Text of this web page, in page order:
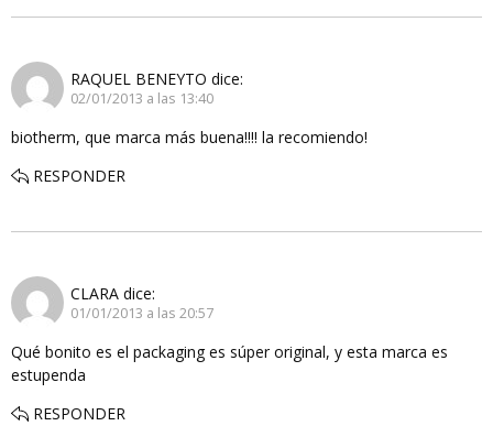
RAQUEL BENEYTO dice:
02/01/2013 a las 13:40
biotherm, que marca más buena!!!! la recomiendo!
RESPONDER
CLARA dice:
01/01/2013 a las 20:57
Qué bonito es el packaging es súper original, y esta marca es
estupenda
RESPONDER